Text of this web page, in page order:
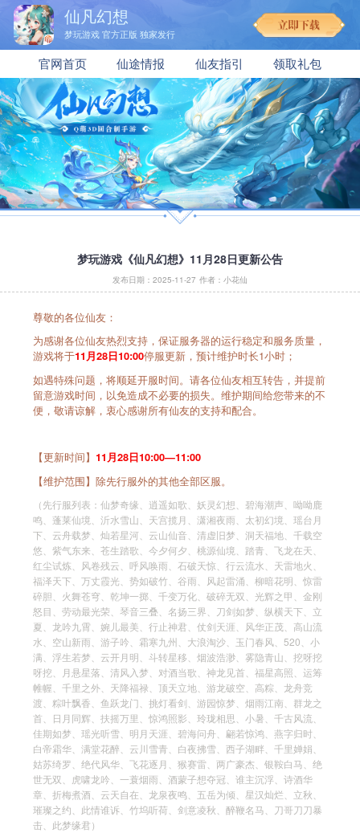
仙凡幻想
梦玩游戏 官方正版 独家发行
官网首页 仙途情报 仙友指引 领取礼包
梦玩游戏《仙凡幻想》11月28日更新公告
发布日期：2025-11-27 作者：小花仙
尊敬的各位仙友：
为感谢各位仙友热烈支持，保证服务器的运行稳定和服务质量，
游戏将于11月28日10:00停服更新，预计维护时长1小时；
如遇特殊问题，将顺延开服时间。请各位仙友相互转告，并提前
留意游戏时间，以免造成不必要的损失。维护期间给您带来的不
便，敬请谅解，衷心感谢所有仙友的支持和配合。
【更新时间】 11月28日10:00—11:00
【维护范围】除先行服外的其他全部区服。
（先行服列表：仙梦奇缘、逍遥如歌、妖灵幻想、碧海潮声、呦呦鹿
鸣、蓬莱仙境、沂水雪山、天宫揽月、潇湘夜雨、太初幻境、瑶台月
下、云舟载梦、灿若星河、云山仙音、清虚旧梦、洞天福地、千载空
悠、紫气东来、苍生踏歌、今夕何夕、桃源仙境、踏青、飞龙在天、
红尘试炼、风卷残云、呼风唤雨、石破天惊、行云流水、天雷地火、
福泽天下、万丈霞光、势如破竹、谷雨、风起雷涌、柳暗花明、惊雷
碎胆、火舞苍穹、乾坤一掷、千变万化、破碎无双、光辉之甲、金刚
怒目、劳动最光荣、琴音三叠、名扬三界、刀剑如梦、纵横天下、立
夏、龙吟九霄、婉儿最美、行止神君、仗剑天涯、风华正茂、高山流
水、空山新雨、游子吟、霜寒九州、大浪淘沙、玉门春风、520、小
满、浮生若梦、云开月明、斗转星移、烟波浩渺、雾隐青山、挖呀挖
呀挖、月悬星落、清风入梦、对酒当歌、神龙见首、福星高照、运筹
帷幄、千里之外、天降福禄、顶天立地、游龙破空、高粽、龙舟竞
渡、粽叶飘香、鱼跃龙门、挑灯看剑、游园惊梦、烟雨江南、群龙之
首、日月同辉、扶摇万里、惊鸿照影、玲珑相思、小暑、千古风流、
佳期如梦、瑶光听雪、明月天涯、碧海问舟、翩若惊鸿、燕字归时、
白帝霜华、满堂花醉、云川雪青、白夜拂雪、西子湖畔、千里婵娟、
姑苏绮罗、绝代风华、飞花逐月、猴赛雷、两广豪杰、银鞍白马、绝
世无双、虎啸龙吟、一蓑烟雨、酒蒙子想夺冠、谁主沉浮、诗酒华
章、折梅煮酒、云天自在、龙泉夜鸣、五岳为倾、星汉灿烂、立秋、
璀璨之约、此情谁诉、竹坞听荷、剑意凌秋、醉鞭名马、刀哥刀刀暴
击、此梦缘君）